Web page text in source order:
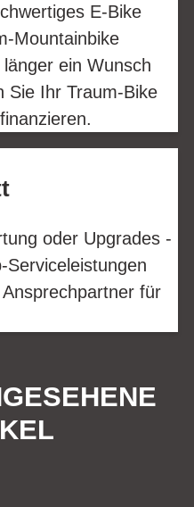
E-Bike
Mountainbike
ein Wunsch
Sie Ihr Traum-Bike
oder Upgrades -
Serviceleistungen
für